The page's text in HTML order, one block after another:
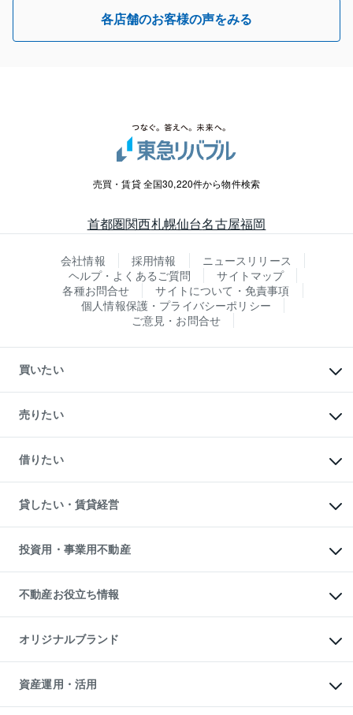
各店舗のお客様の声をみる
売買・賃貸 全国30,220件から物件検索
首都圏関西札幌仙台名古屋福岡
会社情報 採用情報
ニュースリリース
ヘルプ・よくあるご質問
サイトマップ
各種お問合せ
サイトについて・免責事項
個人情報保護・プライバシーポリシー
ご意見・お問合せ
買いたい
新築・分譲マンションの購入
中古マンションの購入
一戸建ての購入
中古一戸建ての購入
不動産購入の流れ
注目キーワード物件特集
購入ガイド
English 繁体中文簡体中文
売りたい
一戸建ての売却・査定
土地の売却・査定
スピードAI査定
不動産査定について
不動産売却の流れ
不動産買換えの流れ
売却ガイド
借りたい
オフィス・店舗の賃貸
借りるときの流れ
借りるガイド
貸したい・賃貸経営
マンション賃料データ
賃貸管理プラン
リロケーションについて
貸すガイド
投資用・事業用不動産
事業用不動産
マンション投資
投資用マンション
アパート経営
収益物件
ビル購入（ビル一棟）
投資用不動産の売却査定
事業用不動産の売却査定
不動産お役立ち情報
マンションライブラリー
人気マンションランキング
暮らしに役立つ不動産メディア
不動産相場・不動産価格情報
不動産コラム・ニュース
オリジナルブランド
一棟リノベーションマンション
L`GENTE（ルジェンテ）
区分リノベーションマンション
資産運用・活用